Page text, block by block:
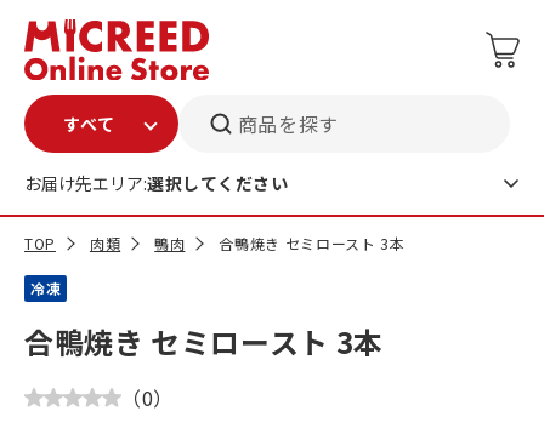
商品を探す
お届け先エリア:選択してください
TOP 肉類 鴨肉 合鴨焼き セミロースト 3本
冷凍
合鴨焼き セミロースト 3本
（0）